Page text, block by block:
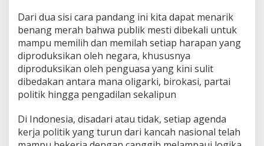
Dari dua sisi cara pandang ini kita dapat menarik
benang merah bahwa publik mesti dibekali untuk
mampu memilih dan memilah setiap harapan yang
diproduksikan oleh negara, khususnya
diproduksikan oleh penguasa yang kini sulit
dibedakan antara mana oligarki, birokasi, partai
politik hingga pengadilan sekalipun
Di Indonesia, disadari atau tidak, setiap agenda
kerja politik yang turun dari kancah nasional telah